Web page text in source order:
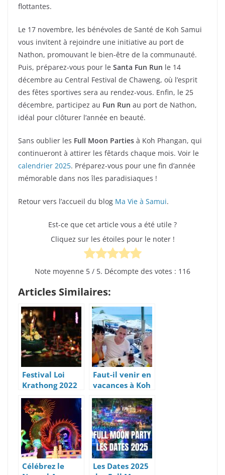
flottantes.
Le 17 novembre, les bénévoles de Santé de Koh Samui
vous invitent à rejoindre une initiative au port de
Nathon, promouvant le bien-être de la communauté.
Puis, préparez-vous pour le Santa Fun Run le 14
décembre au Central Festival de Chaweng, où l’esprit
des fêtes sportives sera au rendez-vous. Enfin, le 25
décembre, participez au Fun Run au port de Nathon,
idéal pour clôturer l’année en beauté.
Sans oublier les Full Moon Parties à Koh Phangan, qui
continueront à attirer les fêtards chaque mois. Voir le
calendrier 2025. Préparez-vous pour une fin d’année
mémorable dans nos îles paradisiaques !
Retour vers l’accueil du blog Ma Vie à Samui.
Est-ce que cet article vous a été utile ?
Cliquez sur les étoiles pour le noter !
Note moyenne 5 / 5. Décompte des votes : 116
Articles Similaires:
Festival Loi
Krathong 2022
– Infos Par
Province En
Thaïlande
Faut-il venir en
vacances à Koh
Samui Durant
La Mousson De
Novembre ?
Célébrez le
Les Dates 2025